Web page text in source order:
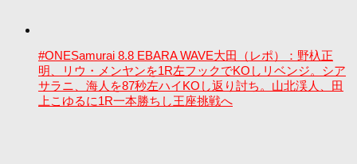
#ONESamurai 8.8 EBARA WAVE大田（レポ）：野杁正
明、リウ・メンヤンを1R左フックでKOしリベンジ。シア
サラニ、海人を87秒左ハイKOし返り討ち。山北渓人、田
上こゆるに1R一本勝ちし王座挑戦へ